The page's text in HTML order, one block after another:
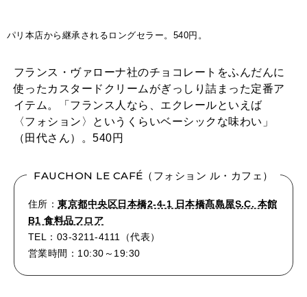
パリ本店から継承されるロングセラー。540円。
フランス・ヴァローナ社のチョコレートをふんだんに
使ったカスタードクリームがぎっしり詰まった定番ア
イテム。「フランス人なら、エクレールといえば
〈フォション〉というくらいベーシックな味わい」
（田代さん）。540円
FAUCHON LE CAFÉ（フォション ル・カフェ）
住所：東京都中央区日本橋2-4-1 日本橋髙島屋S.C. 本館
B1 食料品フロア
TEL：03-3211-4111（代表）
営業時間：10:30～19:30